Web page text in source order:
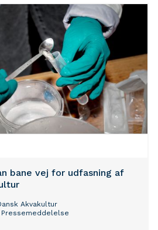
bane vej for udfasning af
Akvakultur
Pressemeddelelse